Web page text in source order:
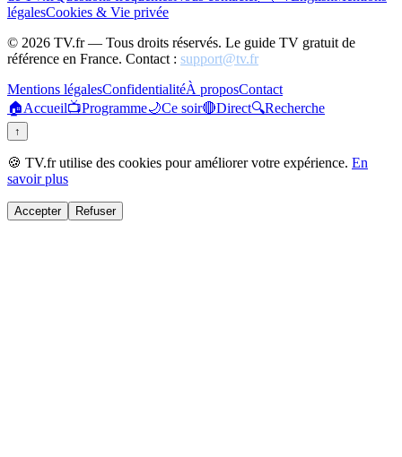
légalesCookies & Vie privée
© 2026 TV.fr — Tous droits réservés. Le guide TV gratuit de
référence en France. Contact : support@tv.fr
Mentions légalesConfidentialitéÀ proposContact
🏠Accueil📺Programme🌙Ce soir🔴Direct🔍Recherche
↑
🍪 TV.fr utilise des cookies pour améliorer votre expérience. En
savoir plus
Accepter Refuser